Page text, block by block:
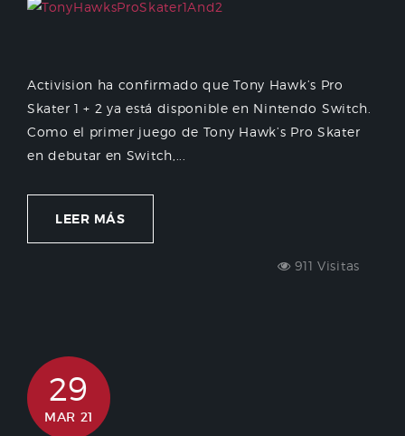
Activision ha confirmado que Tony Hawk’s Pro
Skater 1 + 2 ya está disponible en Nintendo Switch.
Como el primer juego de Tony Hawk’s Pro Skater
en debutar en Switch,...
LEER MÁS
911 Visitas
29
MAR 21